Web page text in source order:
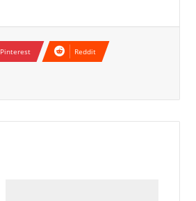
Pinterest Reddit